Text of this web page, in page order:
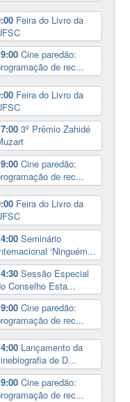
Feira do Livro da
Cine paredão:
de rec...
Feira do Livro da
3º Prêmio Zahidé
Cine paredão:
de rec...
Feira do Livro da
Seminário
‘Ninguém...
Sessão Especial
Conselho Esta...
Cine paredão:
de rec...
Lançamento da
de D...
Cine paredão:
de rec...